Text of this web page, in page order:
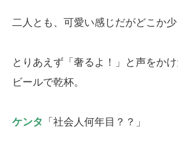
二人とも、可愛い感じだがどこか少
とりあえず「奢るよ！」と声をかけ
ビールで乾杯。
ケンタ 「社会人何年目？？」